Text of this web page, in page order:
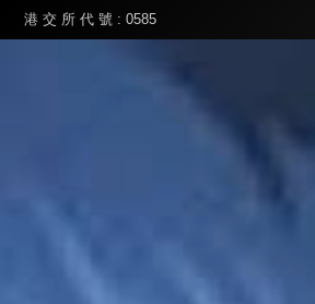
港 交 所 代 號 : 0585